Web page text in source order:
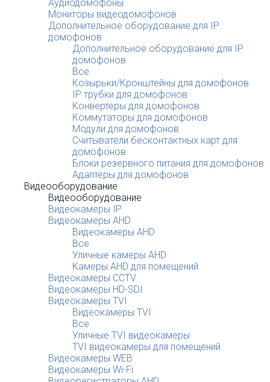
Аудиодомофоны
Мониторы видеодомофонов
Дополнительное оборудование для IP
домофонов
Дополнительное оборудование для IP
домофонов
Все
Козырьки/Кронштейны для домофонов
IP трубки для домофонов
Конвертеры для домофонов
Коммутаторы для домофонов
Модули для домофонов
Считыватели бесконтактных карт для
домофонов
Блоки резервного питания для домофонов
Адаптеры для домофонов
Видеооборудование
Видеооборудование
Видеокамеры IP
Видеокамеры AHD
Видеокамеры AHD
Все
Уличные камеры AHD
Камеры AHD для помещений
Видеокамеры CCTV
Видеокамеры HD-SDI
Видеокамеры TVI
Видеокамеры TVI
Все
Уличные TVI видеокамеры
TVI видеокамеры для помещений
Видеокамеры WEB
Видеокамеры Wi-Fi